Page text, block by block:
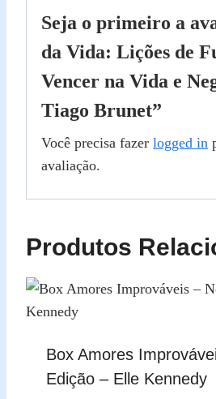
Seja o primeiro a
da Vida: Lições de
Vencer na Vida e
Tiago Brunet”
Você precisa fazer logged in
avaliação.
Produtos
Box Amores
Edição – Elle Kennedy